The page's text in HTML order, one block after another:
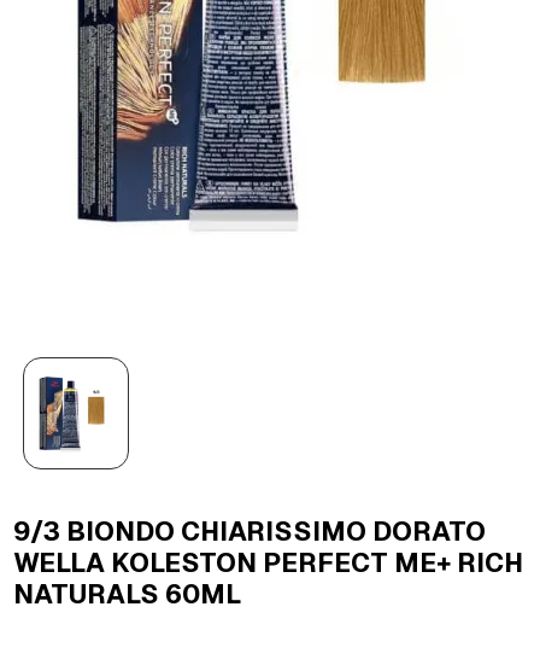
9/3 BIONDO CHIARISSIMO DORATO
WELLA KOLESTON PERFECT ME+ RICH
NATURALS 60ML